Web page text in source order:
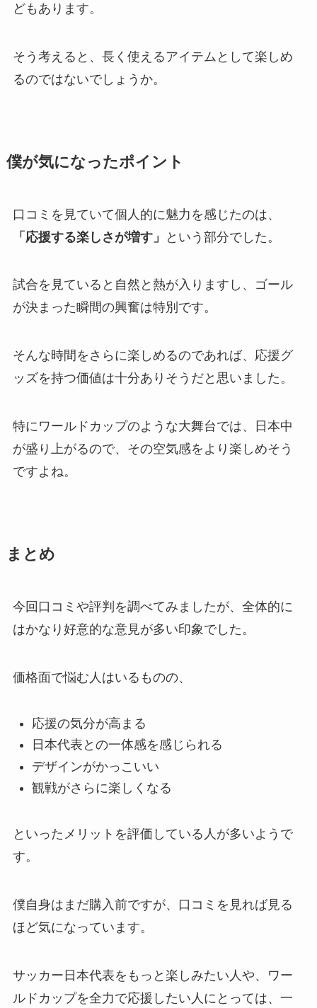
どもあります。
そう考えると、長く使えるアイテムとして楽しめ
るのではないでしょうか。
僕が気になったポイント
口コミを見ていて個人的に魅力を感じたのは、
「応援する楽しさが増す」
という部分でした。
試合を見ていると自然と熱が入りますし、ゴール
が決まった瞬間の興奮は特別です。
そんな時間をさらに楽しめるのであれば、応援グ
ッズを持つ価値は十分ありそうだと思いました。
特にワールドカップのような大舞台では、日本中
が盛り上がるので、その空気感をより楽しめそう
ですよね。
まとめ
今回口コミや評判を調べてみましたが、全体的に
はかなり好意的な意見が多い印象でした。
価格面で悩む人はいるものの、
応援の気分が高まる
日本代表との一体感を感じられる
デザインがかっこいい
観戦がさらに楽しくなる
といったメリットを評価している人が多いようで
す。
僕自身はまだ購入前ですが、口コミを見れば見る
ほど気になっています。
サッカー日本代表をもっと楽しみたい人や、ワー
ルドカップを全力で応援したい人にとっては、一